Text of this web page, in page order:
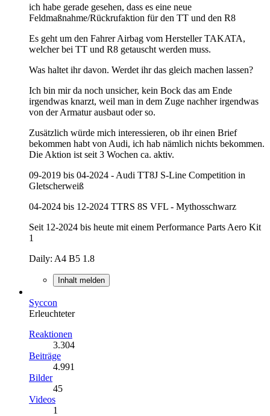
ich habe gerade gesehen, dass es eine neue
Feldmaßnahme/Rückrufaktion für den TT und den R8
Es geht um den Fahrer Airbag vom Hersteller TAKATA,
welcher bei TT und R8 getauscht werden muss.
Was haltet ihr davon. Werdet ihr das gleich machen lassen?
Ich bin mir da noch unsicher, kein Bock das am Ende
irgendwas knarzt, weil man in dem Zuge nachher irgendwas
von der Armatur ausbaut oder so.
Zusätzlich würde mich interessieren, ob ihr einen Brief
bekommen habt von Audi, ich hab nämlich nichts bekommen.
Die Aktion ist seit 3 Wochen ca. aktiv.
09-2019 bis 04-2024 - Audi TT8J S-Line Competition in
Gletscherweiß
04-2024 bis 12-2024 TTRS 8S VFL - Mythosschwarz
Seit 12-2024 bis heute mit einem Performance Parts Aero Kit
1
Daily: A4 B5 1.8
Inhalt melden
Syccon
Erleuchteter
Reaktionen
3.304
Beiträge
4.991
Bilder
45
Videos
1